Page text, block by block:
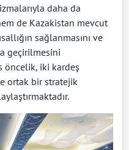
daha da
de Kazakistan mevcut
sağlanmasını ve
geçirilmesini
öncelik, iki kardeş
ortak bir stratejik